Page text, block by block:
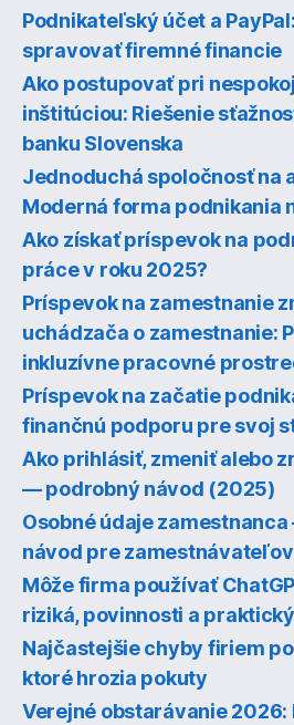
Podnikateľský účet a
spravovať firemné financie
Ako postupovať pri
inštitúciou: Riešenie
banku Slovenska
Jednoduchá spoločnosť na
Moderná forma podnikania
Ako získať príspevok na
práce v roku 2025?
Príspevok na zamestnanie
uchádzača o zamestnanie:
inkluzívne pracovné
Príspevok na začatie
finančnú podporu pre svoj
Ako prihlásiť, zmeniť alebo
— podrobný návod (2025)
Osobné údaje
návod pre
Môže firma používať
riziká, povinnosti a
Najčastejšie chyby firiem
ktoré hrozia pokuty
Verejné obstarávanie 2026: